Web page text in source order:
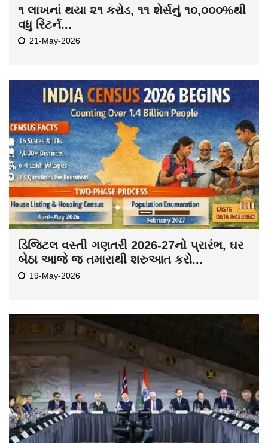
૧ લાખનાં થયા ૨૧ કરોડ, ૧૧ શેર્સનું ૧૦,૦૦૦%થી
વધુ રિટર્ન...
21-May-2026
ડિજિટલ વસ્તી ગણતરી 2026-27નો પ્રારંભ, ઘર
બેઠા આજે જ તમારાથી શરુઆત કરો...
19-May-2026